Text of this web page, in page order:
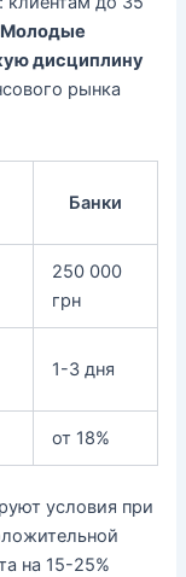
дисциплину
рынка
Банки
250 000
грн
1-3 дня
от 18%
условия при
на 15-25%